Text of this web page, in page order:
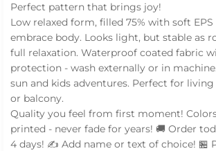
Perfect pattern that brings joy!
Low relaxed form, filled 75% with soft
embrace body. Looks light, but stable as
full relaxation. Waterproof coated fabric
protection - wash externally or in
sun and kids adventures. Perfect for
or balcony.
Quality you feel from first moment!
printed - never fade for years! 🚚 Order
4 days! ✍️ Add name or text of choice! 🏪